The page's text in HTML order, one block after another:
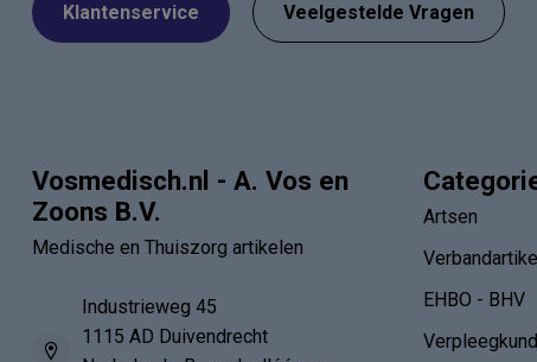
Klantenservice Veelgestelde Vragen
Vosmedisch.nl - A. Vos en
Zoons B.V.
Medische en Thuiszorg artikelen
Industrieweg 45
1115 AD Duivendrecht
Artsen
EHBO - BHV